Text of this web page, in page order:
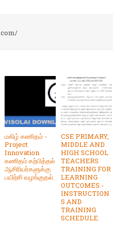
மகிழ் கணிதம் -
Project
Innovation
கணிதம் கற்பித்தல்
ஆசிரியர்களுக்கு
பயிற்சி வழங்குதல்.
CSE PRIMARY,
MIDDLE AND
HIGH SCHOOL
TEACHERS
TRAINING FOR
LEARNING
OUTCOMES -
INSTRUCTION
S AND
TRAINING
SCHEDULE.